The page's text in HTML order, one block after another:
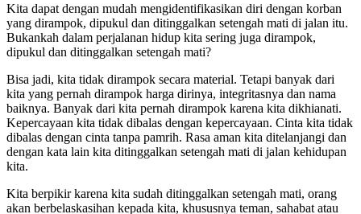
Kita dapat dengan mudah mengidentifikasikan diri dengan korban
yang dirampok, dipukul dan ditinggalkan setengah mati di jalan itu.
Bukankah dalam perjalanan hidup kita sering juga dirampok,
dipukul dan ditinggalkan setengah mati?
Bisa jadi, kita tidak dirampok secara material. Tetapi banyak dari
kita yang pernah dirampok harga dirinya, integritasnya dan nama
baiknya. Banyak dari kita pernah dirampok karena kita dikhianati.
Kepercayaan kita tidak dibalas dengan kepercayaan. Cinta kita tidak
dibalas dengan cinta tanpa pamrih. Rasa aman kita ditelanjangi dan
dengan kata lain kita ditinggalkan setengah mati di jalan kehidupan
kita.
Kita berpikir karena kita sudah ditinggalkan setengah mati, orang
akan berbelaskasihan kepada kita, khususnya teman, sahabat atau